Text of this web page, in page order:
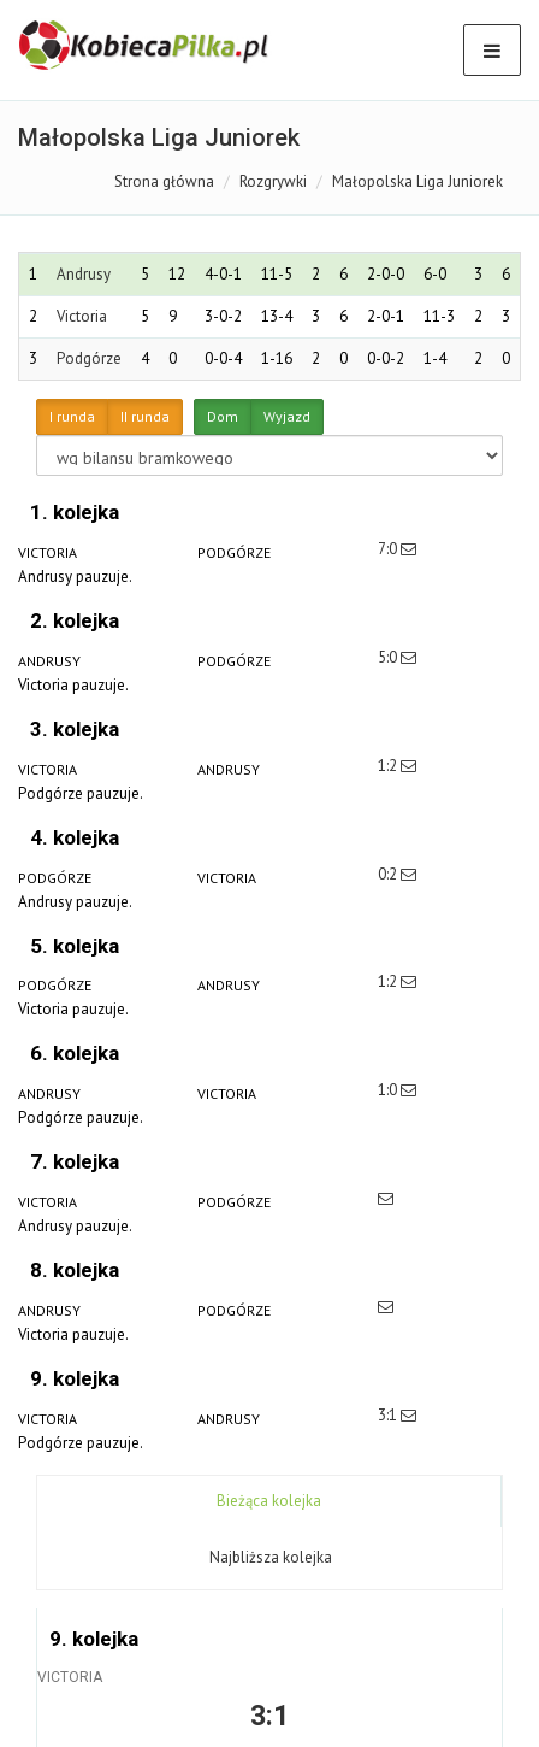
Małopolska Liga Juniorek
Strona główna Rozgrywki Małopolska Liga Juniorek
1 Andrusy 5 12 4-0-1 11-5 2 6 2-0-0 6-0 3 6
2 Victoria 5 9 3-0-2 13-4 3 6 2-0-1 11-3 2 3
3 Podgórze 4 0 0-0-4 1-16 2 0 0-0-2 1-4 2 0
I runda II runda Dom Wyjazd
1. kolejka
VICTORIA PODGÓRZE
7:0
Andrusy pauzuje.
2. kolejka
ANDRUSY PODGÓRZE
5:0
Victoria pauzuje.
3. kolejka
VICTORIA ANDRUSY
1:2
Podgórze pauzuje.
4. kolejka
PODGÓRZE VICTORIA
0:2
Andrusy pauzuje.
5. kolejka
PODGÓRZE ANDRUSY
1:2
Victoria pauzuje.
6. kolejka
ANDRUSY VICTORIA
1:0
Podgórze pauzuje.
7. kolejka
VICTORIA PODGÓRZE
Andrusy pauzuje.
8. kolejka
ANDRUSY PODGÓRZE
Victoria pauzuje.
9. kolejka
VICTORIA ANDRUSY
3:1
Podgórze pauzuje.
Bieżąca kolejka
Najbliższa kolejka
9. kolejka
VICTORIA
3:1